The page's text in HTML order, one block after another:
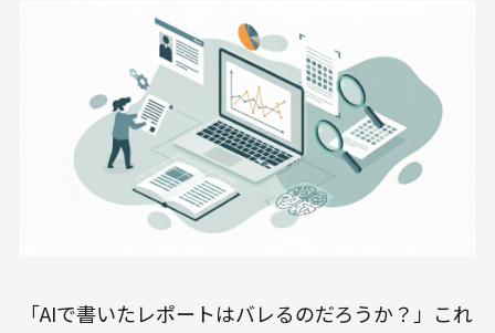
「AIで書いたレポートはバレるのだろうか？」これ